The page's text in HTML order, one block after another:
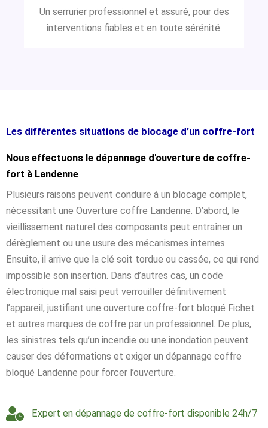
Un serrurier professionnel et assuré, pour des
interventions fiables et en toute sérénité.
Les différentes situations de blocage d’un coffre-fort
Nous effectuons le dépannage d'ouverture de coffre-
fort à Landenne
Plusieurs raisons peuvent conduire à un blocage complet,
nécessitant une Ouverture coffre Landenne. D’abord, le
vieillissement naturel des composants peut entraîner un
dérèglement ou une usure des mécanismes internes.
Ensuite, il arrive que la clé soit tordue ou cassée, ce qui rend
impossible son insertion. Dans d’autres cas, un code
électronique mal saisi peut verrouiller définitivement
l’appareil, justifiant une ouverture coffre-fort bloqué Fichet
et autres marques de coffre par un professionnel. De plus,
les sinistres tels qu’un incendie ou une inondation peuvent
causer des déformations et exiger un dépannage coffre
bloqué Landenne pour forcer l’ouverture.
Expert en dépannage de coffre-fort disponible 24h/7